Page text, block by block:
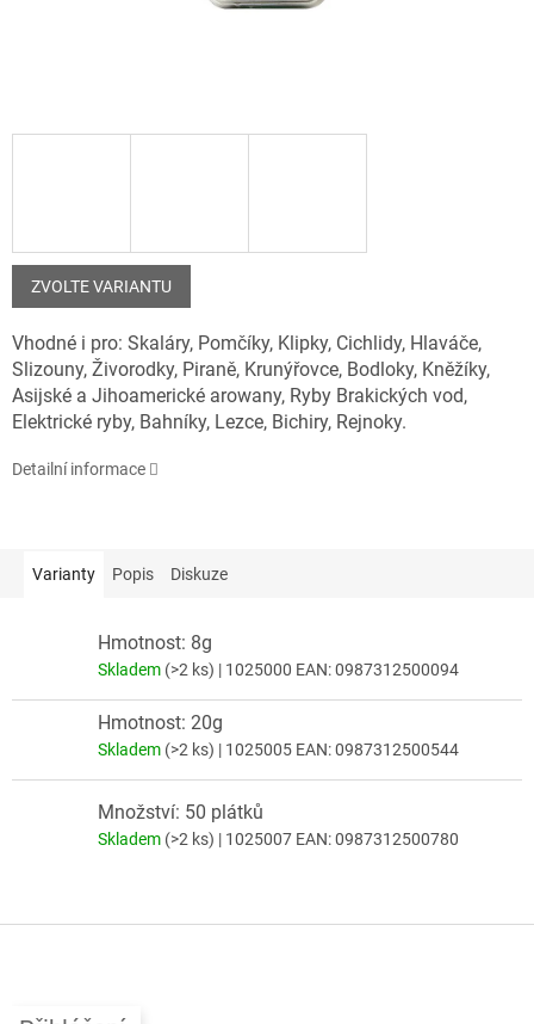
ZVOLTE VARIANTU
Vhodné i pro: Skaláry, Pomčíky, Klipky, Cichlidy, Hlaváče,
Slizouny, Živorodky, Piraně, Krunýřovce, Bodloky, Kněžíky,
Asijské a Jihoamerické arowany, Ryby Brakických vod,
Elektrické ryby, Bahníky, Lezce, Bichiry, Rejnoky.
Detailní informace
Varianty Popis Diskuze
Hmotnost: 8g
Skladem (>2 ks) | 1025000 EAN:0987312500094
Hmotnost: 20g
Skladem (>2 ks) | 1025005 EAN:0987312500544
Množství: 50 plátků
Skladem (>2 ks) | 1025007 EAN:0987312500780